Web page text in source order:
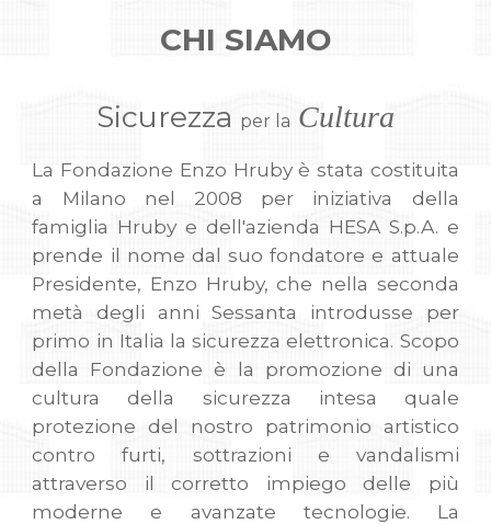
CHI SIAMO
Sicurezza per la Cultura
La Fondazione Enzo Hruby è stata costituita
a Milano nel 2008 per iniziativa della
famiglia Hruby e dell'azienda HESA S.p.A. e
prende il nome dal suo fondatore e attuale
Presidente, Enzo Hruby, che nella seconda
metà degli anni Sessanta introdusse per
primo in Italia la sicurezza elettronica. Scopo
della Fondazione è la promozione di una
cultura della sicurezza intesa quale
protezione del nostro patrimonio artistico
contro furti, sottrazioni e vandalismi
attraverso il corretto impiego delle più
moderne e avanzate tecnologie. La